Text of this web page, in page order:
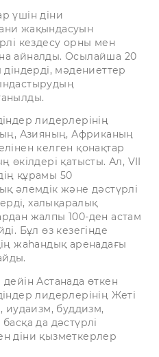
үшін діни
жақындасуын
кездесу орны мен
айналды. Осылайша 20
мәдениеттер
лидерлерінің
Азияның, Африканың
келген қонақтар
өкілдері қатысты. Ал, VII
құрамы 50
әлемдік және дәстүрлі
халықаралық
жалпы 100-ден астам
Бұл өз кезегінде
жаһандық аренадағы
Астанада өткен
лидерлерінің Жеті
иудаизм, буддизм,
да дәстүрлі
діни қызметкерлер